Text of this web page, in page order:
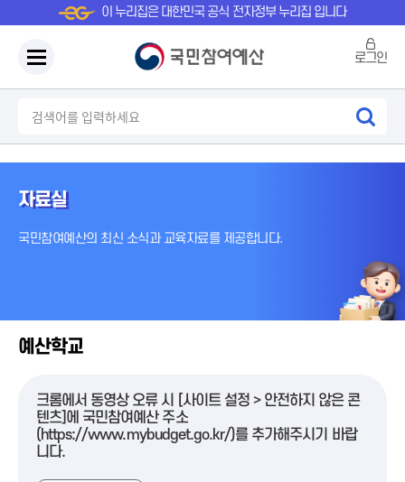
이 누리집은 대한민국 공식 전자정부 누리집 입니다
로그인
자료실
국민참여예산의 최신 소식과 교육자료를 제공합니다.
예산학교
크롬에서 동영상 오류 시 [사이트 설정 > 안전하지 않은 콘
텐츠]에 국민참여예산 주소
(https://www.mybudget.go.kr/)를 추가해주시기 바랍
니다.